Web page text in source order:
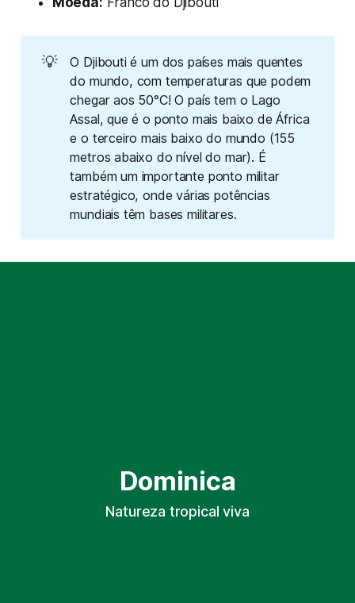
💡
O Djibouti é um dos países mais quentes
do mundo, com temperaturas que podem
chegar aos 50°C! O país tem o Lago
Assal, que é o ponto mais baixo de África
e o terceiro mais baixo do mundo (155
metros abaixo do nível do mar). É
também um importante ponto militar
estratégico, onde várias potências
mundiais têm bases militares.
Dominica
Natureza tropical viva